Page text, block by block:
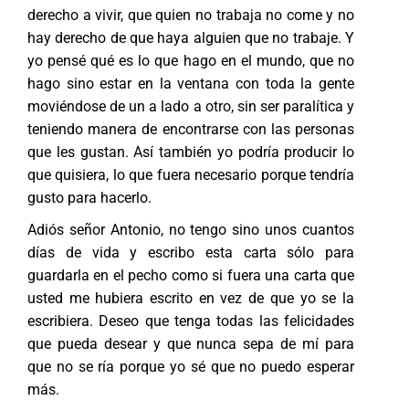
derecho a vivir, que quien no trabaja no come y no
hay derecho de que haya alguien que no trabaje. Y
yo pensé qué es lo que hago en el mundo, que no
hago sino estar en la ventana con toda la gente
moviéndose de un a lado a otro, sin ser paralítica y
teniendo manera de encontrarse con las personas
que les gustan. Así también yo podría producir lo
que quisiera, lo que fuera necesario porque tendría
gusto para hacerlo.
Adiós señor Antonio, no tengo sino unos cuantos
días de vida y escribo esta carta sólo para
guardarla en el pecho como si fuera una carta que
usted me hubiera escrito en vez de que yo se la
escribiera. Deseo que tenga todas las felicidades
que pueda desear y que nunca sepa de mí para
que no se ría porque yo sé que no puedo esperar
más.